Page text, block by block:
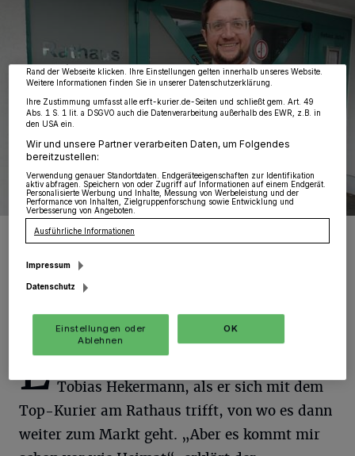
Das Rathaus würde Tobias Hekermann im Falle seiner Wahl selten
sehen. Er plant, viel im Homeoffice zu arbeiten.
Foto: Kurier Verlag GmbH/Daniela Furth
E Tobias Hekermann, als er sich mit dem
Top-Kurier am Rathaus trifft, von wo es dann
weiter zum Markt geht. „Aber es kommt mir
von OK aktivieren Sie Tracking-Technologien für die unter „Wir und unsere
Partner verarbeiten Daten, um Ihnen Dienste bereitzustellen“ aufgeführten
Zwecke. Wenn Tracker deaktiviert sind, sind manche Inhalte und Anzeigen
möglicherweise nicht mehr so relevant für Sie. Sie können dieses Menü jederzeit
wieder aufrufen, um Ihre Einstellungen zu ändern oder Ihre Einwilligung zu
widerrufen, indem Sie auf den Link Einstellungen oder Ablehnen am unteren
Rand der Webseite klicken. Ihre Einstellungen gelten innerhalb unseres Website.
Weitere Informationen finden Sie in unserer Datenschutzerklärung.
Ihre Zustimmung umfasst alle erft-kurier.de-Seiten und schließt gem. Art. 49
Abs. 1 S. 1 lit. a DSGVO auch die Datenverarbeitung außerhalb des EWR, z.B. in
den USA ein.
Wir und unsere Partner verarbeiten Daten, um Folgendes
bereitzustellen:
Verwendung genauer Standortdaten. Endgeräteeigenschaften zur Identifikation
aktiv abfragen. Speichern von oder Zugriff auf Informationen auf einem Endgerät.
Personalisierte Werbung und Inhalte, Messung von Werbeleistung und der
Performance von Inhalten, Zielgruppenforschung sowie Entwicklung und
Verbesserung von Angeboten.
Ausführliche Informationen
Impressum
Datenschutz
Einstellungen oder
Ablehnen
OK